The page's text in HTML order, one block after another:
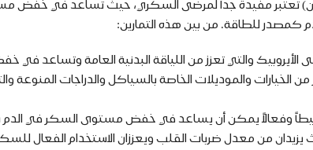
تعتبر مفيدة جداً لمرضى السكري، حيث تساعد في
كمصدر للطاقة. من بين هذه التمارين:
على الأيروبيك والتي تعزز من اللياقة البدنية العامة
والموديلات الخاصة بالسياكل والدراجات المنوعة
وفعالاً يمكن أن يساعد في خفض مستوى السكر في
من معدل ضربات القلب ويعززان الاستخدام الفعال